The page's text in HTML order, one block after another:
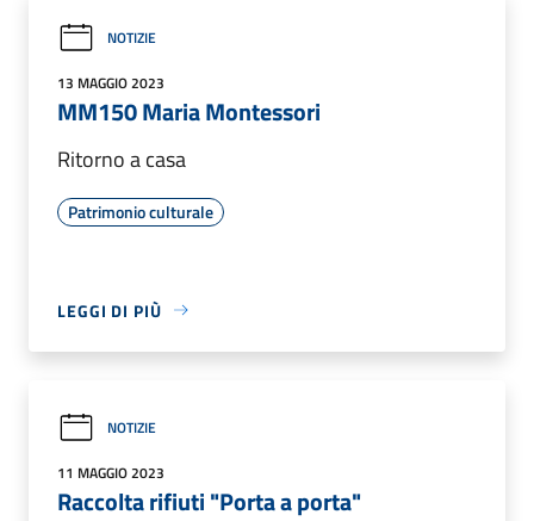
NOTIZIE
13 MAGGIO 2023
MM150 Maria Montessori
Ritorno a casa
Patrimonio culturale
LEGGI DI PIÙ
NOTIZIE
11 MAGGIO 2023
Raccolta rifiuti "Porta a porta"